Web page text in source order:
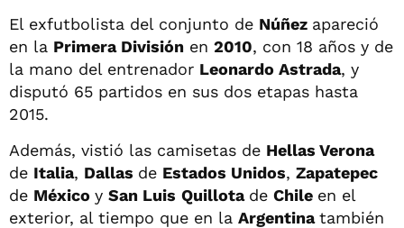
El exfutbolista del conjunto de Núñez apareció
en la Primera División en 2010, con 18 años y de
la mano del entrenador Leonardo Astrada, y
disputó 65 partidos en sus dos etapas hasta
2015.
Además, vistió las camisetas de Hellas Verona
de Italia, Dallas de Estados Unidos, Zapatepec
de México y San Luis Quillota de Chile en el
exterior, al tiempo que en la Argentinatambién